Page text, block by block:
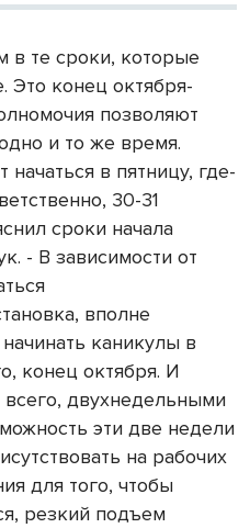
в те сроки, которые
Это конец октября-
позволяют
и то же время.
в пятницу, где-
30-31
сроки начала
- В зависимости от
вполне
каникулы в
конец октября. И
двухнедельными
эти две недели
на рабочих
для того, чтобы
резкий подъем